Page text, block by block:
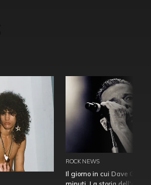
ROCK NEWS
Il giorno in cui Dave